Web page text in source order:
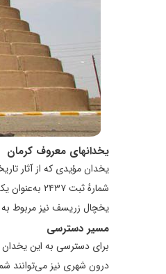
یخدانهای معروف کرمان
شمارهٔ ثبت ۲۴۳۷ به‌عنوان یکی از آثار ملی ایران به ثبت رسیده است.
یخچال زریسف نیز مربوط به
مسیر دسترسی
برای دسترسی به این
درون شهری نیز می‌توانند